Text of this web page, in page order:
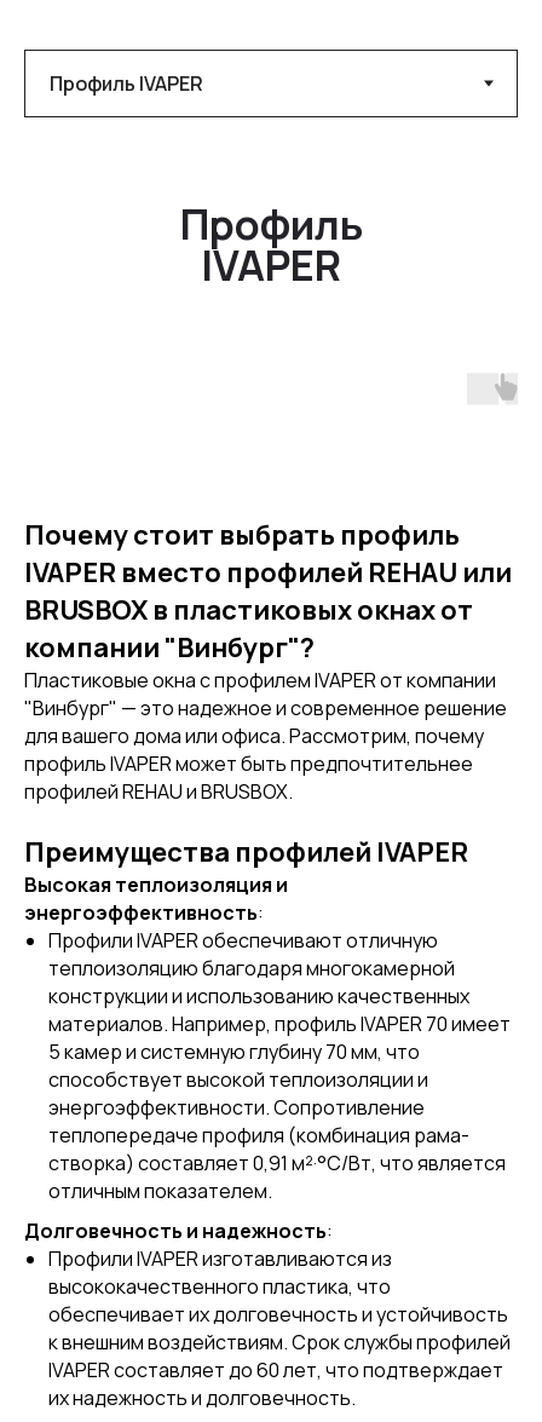
BRUSBOX
Профиль
IVAPER
Почему стоит выбрать профиль
IVAPER вместо профилей REHAU или
BRUSBOX в пластиковых окнах от
компании "Винбург"?
Пластиковые окна с профилем IVAPER от компании
"Винбург" — это надежное и современное решение
для вашего дома или офиса. Рассмотрим, почему
профиль IVAPER может быть предпочтительнее
профилей REHAU и BRUSBOX.
Преимущества профилей IVAPER
Высокая теплоизоляция и
энергоэффективность:
Профили IVAPER обеспечивают отличную
теплоизоляцию благодаря многокамерной
конструкции и использованию качественных
материалов. Например, профиль IVAPER 70 имеет
5 камер и системную глубину 70 мм, что
способствует высокой теплоизоляции и
энергоэффективности. Сопротивление
теплопередаче профиля (комбинация рама-
створка) составляет 0,91 м²·°С/Вт, что является
отличным показателем.
Долговечность и надежность:
Профили IVAPER изготавливаются из
высококачественного пластика, что
обеспечивает их долговечность и устойчивость
к внешним воздействиям. Срок службы профилей
IVAPER составляет до 60 лет, что подтверждает
их надежность и долговечность.